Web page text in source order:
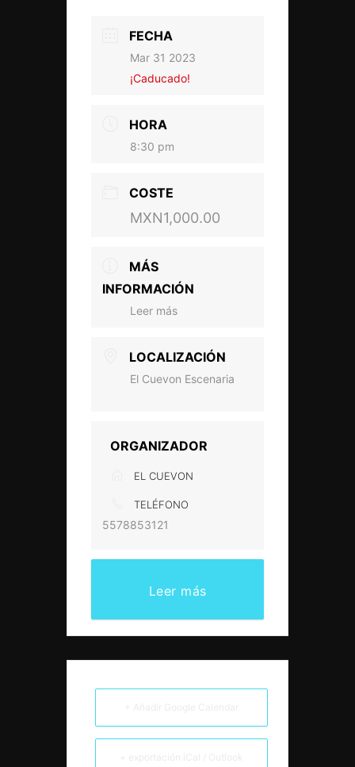
FECHA
Mar 31 2023
¡Caducado!
HORA
8:30 pm
COSTE
MXN1,000.00
MÁS
INFORMACIÓN
Leer más
LOCALIZACIÓN
El Cuevon Escenaria
ORGANIZADOR
EL CUEVON
TELÉFONO
5578853121
Leer más